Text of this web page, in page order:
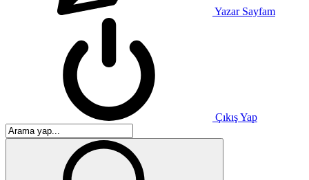
Yazar Sayfam
Çıkış Yap